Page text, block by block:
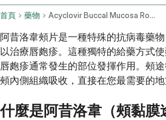
首頁 藥物 Acyclovir Buccal Mucosa Route
阿昔洛韋頰片是一種特殊的抗病毒藥
以治療唇皰疹。這種獨特的給藥方式
唇皰疹通常發生的部位發揮作用。頰
頰內側組織吸收，直接在您最需要的地
什麼是阿昔洛韋（頰黏膜